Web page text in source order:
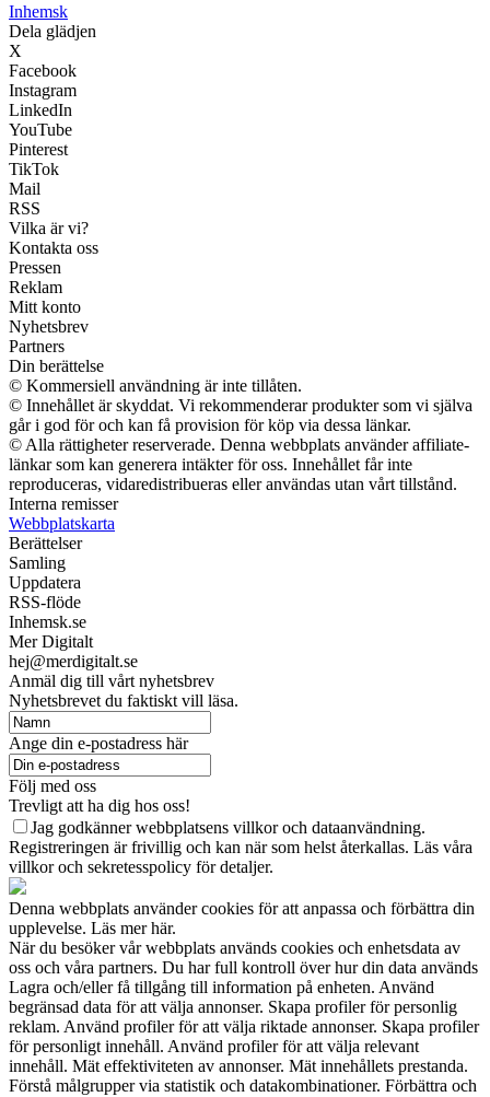
Inhemsk
Dela glädjen
X
Facebook
Instagram
LinkedIn
YouTube
Pinterest
TikTok
Mail
RSS
Vilka är vi?
Kontakta oss
Pressen
Reklam
Mitt konto
Nyhetsbrev
Partners
Din berättelse
© Kommersiell användning är inte tillåten.
© Innehållet är skyddat. Vi rekommenderar produkter som vi själva
går i god för och kan få provision för köp via dessa länkar.
© Alla rättigheter reserverade. Denna webbplats använder affiliate-
länkar som kan generera intäkter för oss. Innehållet får inte
reproduceras, vidaredistribueras eller användas utan vårt tillstånd.
Interna remisser
Webbplatskarta
Berättelser
Samling
Uppdatera
RSS-flöde
Inhemsk.se
Mer Digitalt
hej@merdigitalt.se
Anmäl dig till vårt nyhetsbrev
Nyhetsbrevet du faktiskt vill läsa.
Ange din e-postadress här
Följ med oss
Trevligt att ha dig hos oss!
Jag godkänner webbplatsens villkor och dataanvändning.
Registreringen är frivillig och kan när som helst återkallas. Läs våra
villkor och sekretesspolicy för detaljer.
Denna webbplats använder cookies för att anpassa och förbättra din
upplevelse. Läs mer här.
När du besöker vår webbplats används cookies och enhetsdata av
oss och våra partners. Du har full kontroll över hur din data används
Lagra och/eller få tillgång till information på enheten. Använd
begränsad data för att välja annonser. Skapa profiler för personlig
reklam. Använd profiler för att välja riktade annonser. Skapa profiler
för personligt innehåll. Använd profiler för att välja relevant
innehåll. Mät effektiviteten av annonser. Mät innehållets prestanda.
Förstå målgrupper via statistik och datakombinationer. Förbättra och